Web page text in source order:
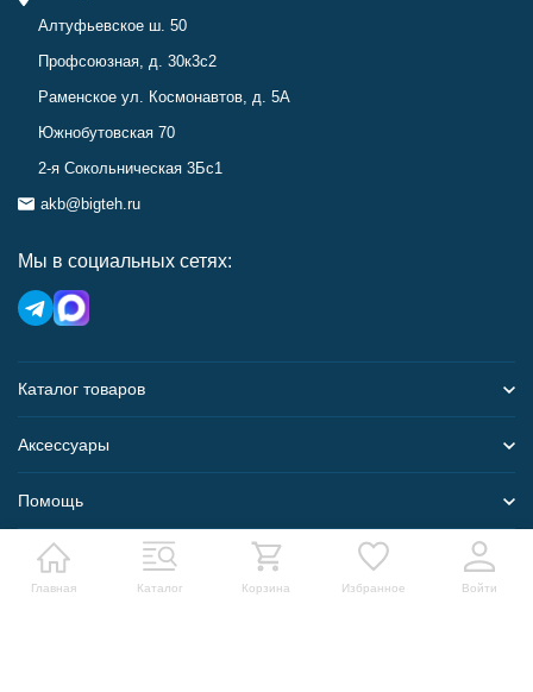
Главная Каталог Корзина Избранное Войти
Алтуфьевское ш. 50
Профсоюзная, д. 30к3с2
Раменское ул. Космонавтов, д. 5А
Южнобутовская 70
2-я Сокольническая 3Бс1
akb@bigteh.ru
Мы в социальных сетях:
Каталог товаров
Аксессуары
Помощь
Карта сайта